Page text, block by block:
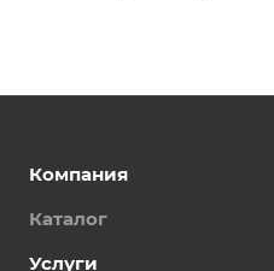
Компания
Каталог
Услуги